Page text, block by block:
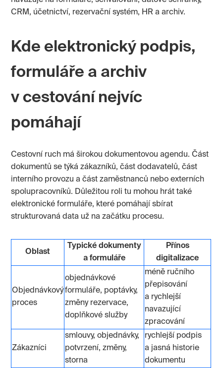
CRM, účetnictví, rezervační systém, HR a archiv.
Kde elektronický podpis,
formuláře a archiv
v cestování nejvíc
pomáhají
Cestovní ruch má širokou dokumentovou agendu. Část
dokumentů se týká zákazníků, část dodavatelů, část
interního provozu a část zaměstnanců nebo externích
spolupracovníků. Důležitou roli tu mohou hrát také
elektronické formuláře, které pomáhají sbírat
strukturovaná data už na začátku procesu.
Oblast
Typické dokumenty
a formuláře
Přínos
digitalizace
Objednávkový
proces
objednávkové
formuláře, poptávky,
změny rezervace,
doplňkové služby
méně ručního
přepisování
a rychlejší
navazující
zpracování
Zákazníci
smlouvy, objednávky,
potvrzení, změny,
storna
rychlejší podpis
a jasná historie
dokumentu